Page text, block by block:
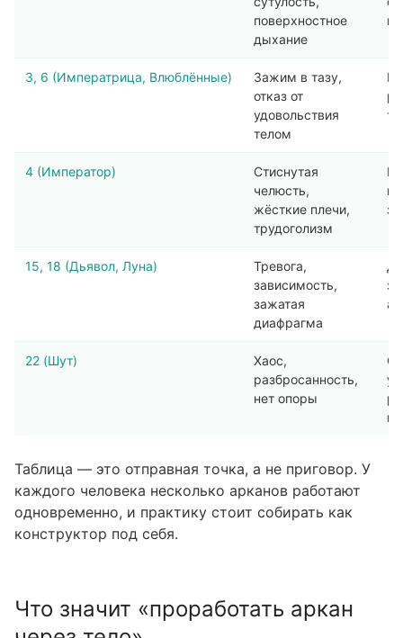
поверхностное
дыхание
3, 6 (Императрица, Влюблённые)
Зажим в тазу,
отказ от
удовольствия
телом
4 (Император)
Стиснутая
челюсть,
жёсткие плечи,
трудоголизм
15, 18 (Дьявол, Луна)
Тревога,
зависимость,
зажатая
диафрагма
22 (Шут)
Хаос,
разбросанность,
нет опоры
Таблица — это отправная точка, а не приговор. У
каждого человека несколько арканов работают
одновременно, и практику стоит собирать как
конструктор под себя.
Что значит «проработать аркан